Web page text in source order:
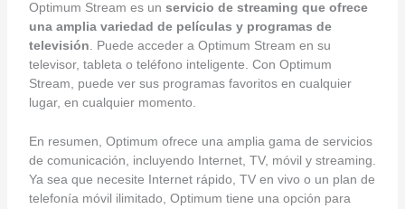
Optimum Stream es un servicio de streaming que ofrece
una amplia variedad de películas y programas de
televisión . Puede acceder a Optimum Stream en su
televisor, tableta o teléfono inteligente. Con Optimum
Stream, puede ver sus programas favoritos en cualquier
lugar, en cualquier momento.
En resumen, Optimum ofrece una amplia gama de servicios
de comunicación, incluyendo Internet, TV, móvil y streaming.
Ya sea que necesite Internet rápido, TV en vivo o un plan de
telefonía móvil ilimitado, Optimum tiene una opción para